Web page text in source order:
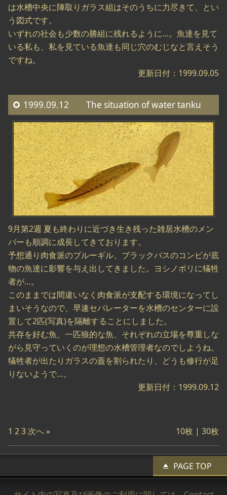
は水槽中央に陣取りガラス組はそのうちに力尽きて、とい
う図式です。
いずれの社会も少数の勝組に残れるように…。魚達を見て
いる私も、私を見ている魚達も同じ穴のむじなと言えそう
ですね。
更新日付：1999.09.05
1999.09.12 The situation of water tanku
9月第2週 夏も終わりに近づき生き残った雑居水槽のメン
バーも順調に成長してきております。
予想通り肉食派のブルーギル、ブラックバスのコンビが底
物の魚達に影響を与え出してきました。ヨシノボリに犠牲
者が…。
このままでは間違いなく肉食派が支配する環境になってし
まいそうなので、早速セパレーターを水槽のセンターに設
置して2匹(写真)を隔離することにしました。
共存を好む魚、一匹狼的な魚、それぞれの立場を尊重しな
がら見守っていくのが理想の水槽管理者なのでしようね。
犠牲者が出たりガラスの蓋を割られたり、どうも修行が足
りないようで…。
更新日付：1999.09.12
1 23 次へ » 10枚 | 30枚
PAGE TOP